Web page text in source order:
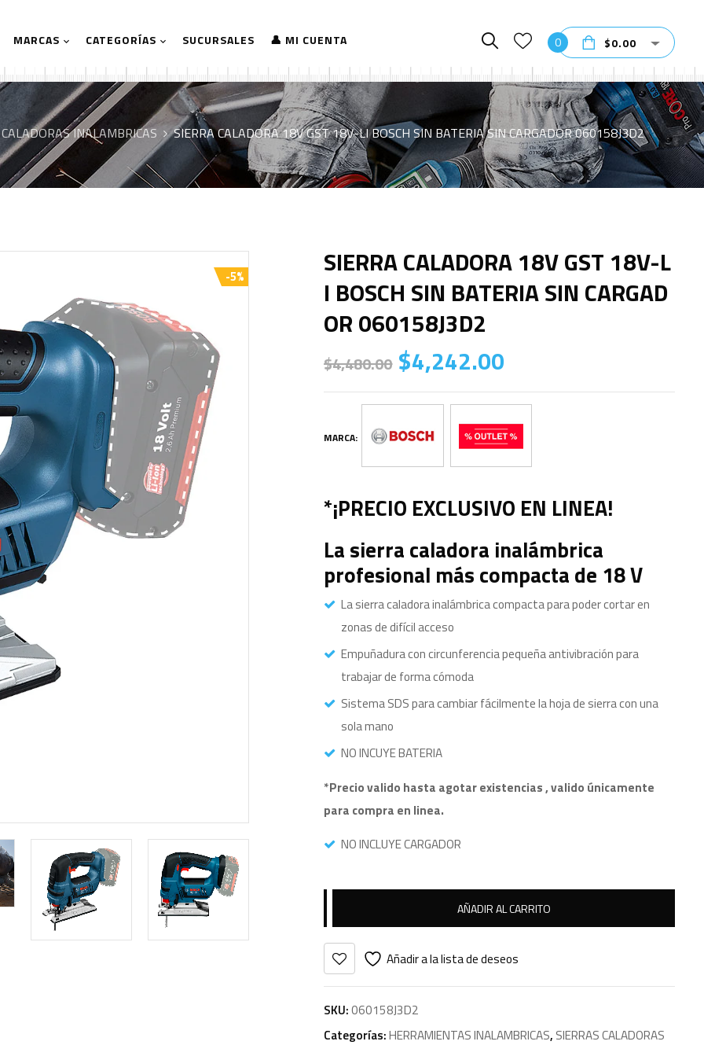
MARCAS CATEGORÍAS SUCURSALES 👤 MI CUENTA 0 $0.00
INALAMBRICAS SIERRA CALADORA 18V GST 18V-LI BOSCH SIN BATERIA SIN CARGADOR 060158J3D2
-5%
SIERRA CALADORA 18V GST 18V-L
I BOSCH SIN BATERIA SIN CARGAD
OR 060158J3D2
$4,480.00 $4,242.00
MARCA:
*¡PRECIO EXCLUSIVO EN LINEA!
La sierra caladora inalámbrica
profesional más compacta de 18 V
La sierra caladora inalámbrica compacta para poder cortar en
zonas de difícil acceso
Empuñadura con circunferencia pequeña antivibración para
trabajar de forma cómoda
Sistema SDS para cambiar fácilmente la hoja de sierra con una
sola mano
NO INCUYE BATERIA
*Precio valido hasta agotar existencias , valido únicamente
para compra en linea.
NO INCLUYE CARGADOR
AÑADIR AL CARRITO
Añadir a la lista de deseos
SKU:060158J3D2
Categorías:HERRAMIENTAS INALAMBRICAS, SIERRAS CALADORAS